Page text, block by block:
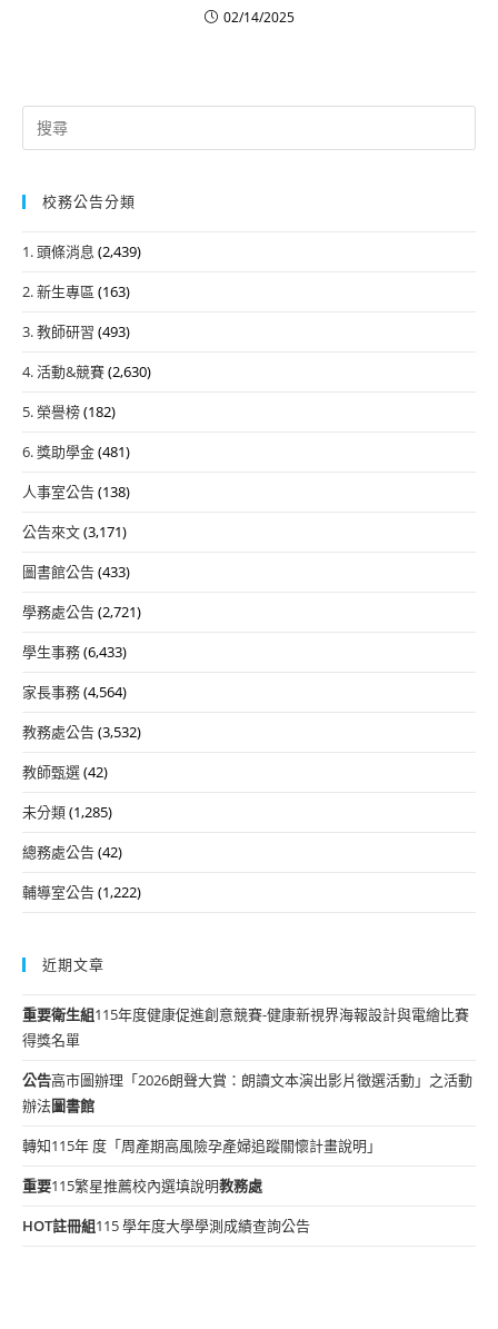
02/14/2025
Search
for:
校務公告分類
1. 頭條消息 (2,439)
2. 新生專區 (163)
3. 教師研習 (493)
4. 活動&競賽(2,630)
5. 榮譽榜(182)
6. 獎助學金(481)
人事室公告(138)
公告來文(3,171)
圖書館公告(433)
學務處公告(2,721)
學生事務(6,433)
家長事務(4,564)
教務處公告(3,532)
教師甄選(42)
未分類(1,285)
總務處公告(42)
輔導室公告(1,222)
近期文章
重要衛生組115年度健康促進創意競賽-健康新視界海報設計與電繪比賽
得獎名單
公告高市圖辦理「2026朗聲大賞：朗讀文本演出影片徵選活動」之活動
辦法圖書館
轉知115年 度「周產期高風險孕產婦追蹤關懷計畫說明」
重要115繁星推薦校內選填說明教務處
HOT註冊組115 學年度大學學測成績查詢公告